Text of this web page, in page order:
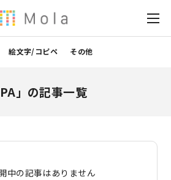
絵文字/コピペ その他
」の記事一覧
中の記事はありません